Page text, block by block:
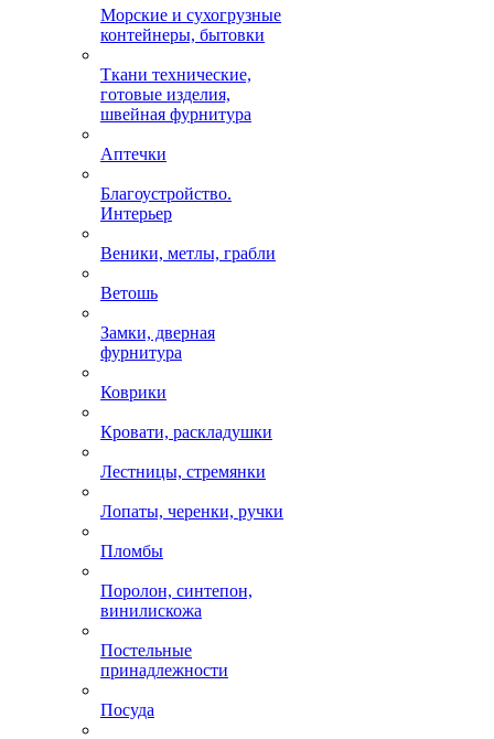
Морские и сухогрузные
контейнеры, бытовки
Ткани технические,
готовые изделия,
швейная фурнитура
Аптечки
Благоустройство.
Интерьер
Веники, метлы, грабли
Ветошь
Замки, дверная
фурнитура
Коврики
Кровати, раскладушки
Лестницы, стремянки
Лопаты, черенки, ручки
Пломбы
Поролон, синтепон,
винилискожа
Постельные
принадлежности
Посуда